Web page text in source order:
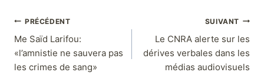
PRÉCÉDENT
Me Saïd Larifou:
«l’amnistie ne sauvera pas
les crimes de sang»
SUIVANT
Le CNRA alerte sur les
dérives verbales dans les
médias audiovisuels